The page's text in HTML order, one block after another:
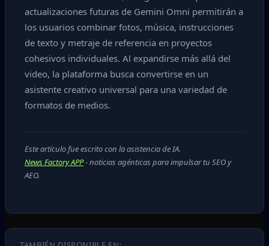
actualizaciones futuras de Gemini Omni permitirán a
los usuarios combinar fotos, música, instrucciones
de texto y metraje de referencia en proyectos
cohesivos individuales. Al expandirse más allá del
video, la plataforma busca convertirse en un
asistente creativo universal para una variedad de
formatos de medios.
Este artículo fue escrito con la asistencia de IA.
News Factory APP- noticias agénticas para impulsar tu SEO y
AEO.